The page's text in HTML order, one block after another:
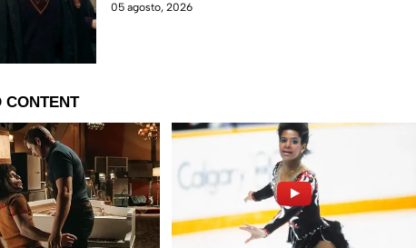
05 agosto, 2026